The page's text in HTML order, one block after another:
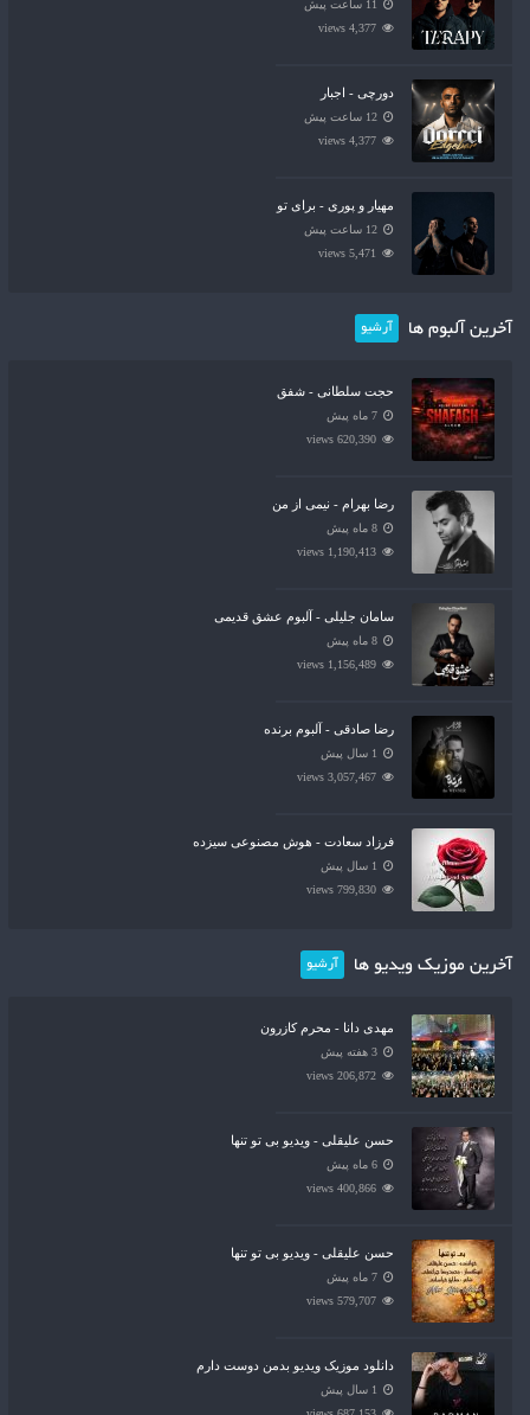
11 ساعت پیش
4,377 views
دورچی - اجبار
12 ساعت پیش
4,377 views
مهیار و پوری - برای تو
12 ساعت پیش
5,471 views
آخرین آلبوم ها آرشیو
حجت سلطانی - شفق
7 ماه پیش
620,390 views
رضا بهرام - نیمی از من
8 ماه پیش
1,190,413 views
سامان جلیلی - آلبوم عشق قدیمی
8 ماه پیش
1,156,489 views
رضا صادقی - آلبوم برنده
1 سال پیش
3,057,467 views
فرزاد سعادت - هوش مصنوعی سیزده
1 سال پیش
799,830 views
آخرین موزیک ویدیو ها آرشیو
مهدی دانا - محرم کازرون
3 هفته پیش
206,872 views
حسن علیقلی - ویدیو بی تو تنها
6 ماه پیش
400,866 views
حسن علیقلی - ویدیو بی تو تنها
7 ماه پیش
579,707 views
دانلود موزیک ویدیو بدمن دوست دارم
1 سال پیش